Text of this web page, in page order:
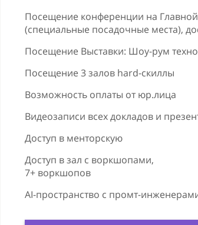
Посещение конференции на
(специальные посадочные места),
Посещение Выставки: Шоу-рум
Посещение 3 залов hard-скиллы
Возможность оплаты от юр.лица
Видеозаписи всех докладов и
Доступ в менторскую
Доступ в зал с воркшопами,
7+ воркшопов
AI-пространство с промт-